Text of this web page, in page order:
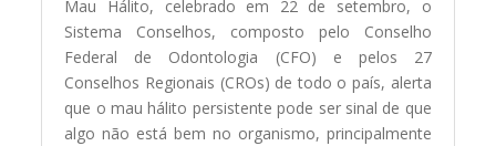
Mau Hálito, celebrado em 22 de setembro, o
Sistema Conselhos, composto pelo Conselho
Federal de Odontologia (CFO) e pelos 27
Conselhos Regionais (CROs) de todo o país, alerta
que o mau hálito persistente pode ser sinal de que
algo não está bem no organismo, principalmente